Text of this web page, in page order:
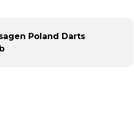
Poland Darts